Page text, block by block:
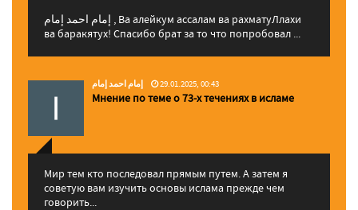
إمام احمد إمام , Ва алейкум ассалам ва рахматуЛлахи
ва баракятух! Спасибо брат за то что попробовал ...
إمام احمد إمام 29.01.2025, 00:43
Мнение по теме о 73-х течениях в исламе
Мир тем кто последовал прямым путем. А затем я
советую вам изучить основы ислама прежде чем
говорить...